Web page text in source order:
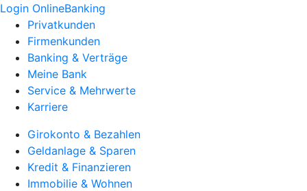
Login OnlineBanking
Privatkunden
Firmenkunden
Banking & Verträge
Meine Bank
Service & Mehrwerte
Karriere
Girokonto & Bezahlen
Geldanlage & Sparen
Kredit & Finanzieren
Immobilie & Wohnen